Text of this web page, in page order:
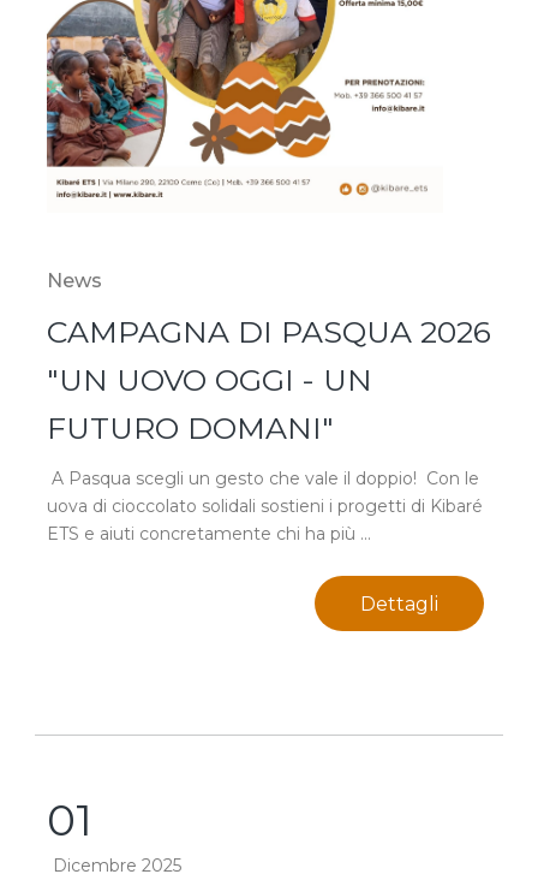
News
CAMPAGNA DI PASQUA 2026
"UN UOVO OGGI - UN
FUTURO DOMANI"
A Pasqua scegli un gesto che vale il doppio! Con le
uova di cioccolato solidali sostieni i progetti di Kibaré
ETS e aiuti concretamente chi ha più ...
Dettagli
01
Dicembre 2025